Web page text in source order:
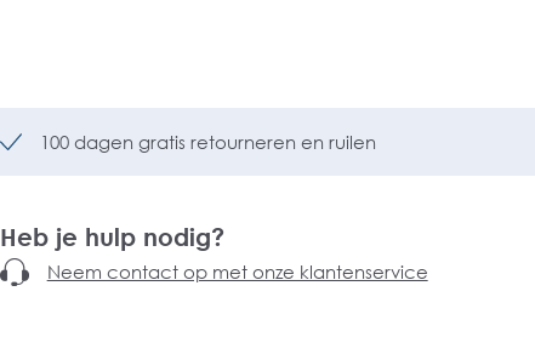
100 dagen gratis retourneren en ruilen
Heb je hulp nodig?
Neem contact op met onze klantenservice